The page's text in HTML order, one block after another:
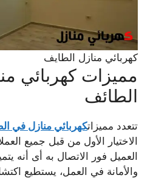
كهربائي منازل الطايف
مميزات كهربائي
الطائف
تتعدد مميزاتكهربائي منازل في
الاختيار الأول من قبل جميع
العميل فور الاتصال به أى أنه
والأمانة في العمل، يستطيع